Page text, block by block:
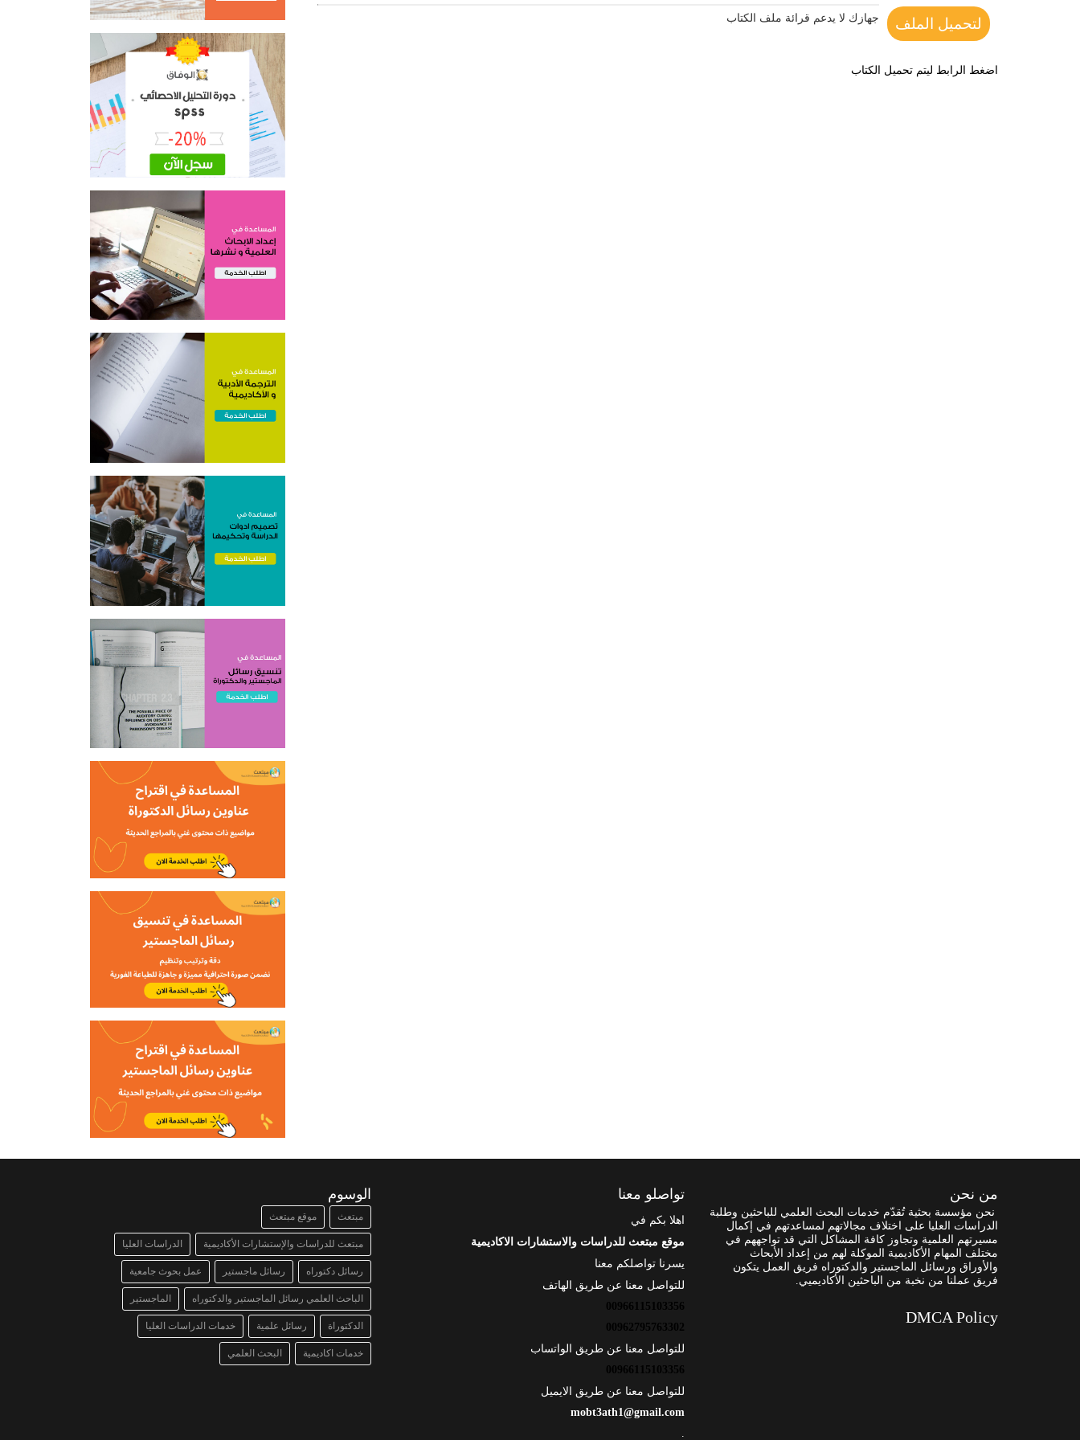
لتحميل الملف جهازك لا يدعم قرائة ملف الكتاب
اضغط الرابط ليتم تحميل الكتاب
من نحن
نحن مؤسسة بحثية تُقدّم خدمات البحث العلمي للباحثين وطلبة
الدراسات العليا على اختلاف مجالاتهم لمساعدتهم في إكمال
مسيرتهم العلمية وتجاوز كافة المشاكل التي قد تواجههم في
مختلف المهام الأكاديمية الموكلة لهم من إعداد الأبحاث
والأوراق ورسائل الماجستير والدكتوراه فريق العمل يتكون
فريق عملنا من نخبة من الباحثين الأكاديميي.
DMCA Policy
تواصلو معنا
اهلا بكم في
موقع مبتعث للدراسات والاستشارات الاكاديمية
يسرنا تواصلكم معنا
للتواصل معنا عن طريق الهاتف
00966115103356
00962795763302
للتواصل معنا عن طريق الواتساب
00966115103356
للتواصل معنا عن طريق الايميل
mobt3ath1@gmail.com
الوسوم
مبتعث موقع مبتعث
مبتعث للدراسات والإستشارات الأكاديمية الدراسات العليا
رسائل دكتوراه رسائل ماجستير عمل بحوث جامعية
الباحث العلمي رسائل الماجستير والدكتوراه الماجستير
الدكتوراة رسائل علمية خدمات الدراسات العليا
خدمات اكاديمية البحث العلمي